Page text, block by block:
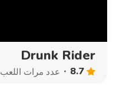
Drunk Rider
8.7 عدد مرات اللعب 1,281,283